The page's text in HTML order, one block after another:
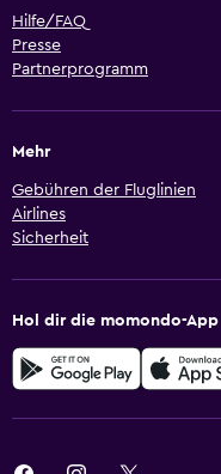
Hilfe/FAQ
Presse
Partnerprogramm
Mehr
Gebühren der Fluglinien
Airlines
Sicherheit
Hol dir die momondo-App